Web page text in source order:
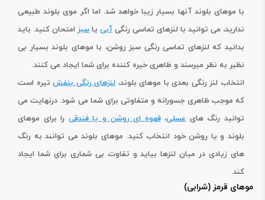
با موهای بلوند آنها بسیار زیبا خواهد شد. اما اگر موی بلوند طبیعی
ندارید، می توانید با لنزهای تماسی رنگی آبی یا سبز امتحان کنید. باید
بدانید که لنزهای تماسی رنگی سبز روشن، با موهای بلوند بسیار بی
نظیر به نظر میرسند و ظاهری خیره کننده برای شما ایجاد می کنند.
انتخاب لنز رنگی بعدی با موهای بلوند،لنزهای رنگی بنفشتیره است
که موجب ظاهری جسورانه و متفاوتی برای شما می شود. درنهایت می
توانید رنگ هایعسلی،قهوه ای روشن و یا فندقی را برای موهای
بلوند و یا روشن خود انتخاب کنید. موهای بلوند می توانند به رنگ
های زیادی در میان لنزها بیاید و تفاوت بی شماری برای شما ایجاد
کند.
موهای قرمز (شرابی)